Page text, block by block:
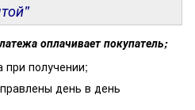
оплачивает покупатель;
получении;
день в день